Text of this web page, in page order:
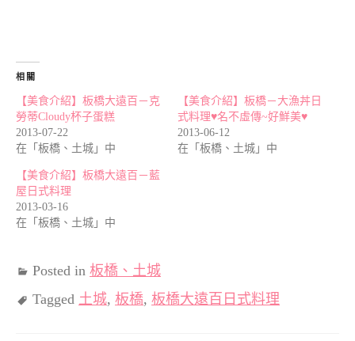
相關
【美食介紹】板橋大遠百－克
勞蒂Cloudy杯子蛋糕
2013-07-22
在「板橋、土城」中
【美食介紹】板橋－大漁丼日
式料理♥名不虛傳~好鮮美♥
2013-06-12
在「板橋、土城」中
【美食介紹】板橋大遠百－藍
屋日式料理
2013-03-16
在「板橋、土城」中
Posted in 板橋、土城
Tagged 土城, 板橋, 板橋大遠百日式料理